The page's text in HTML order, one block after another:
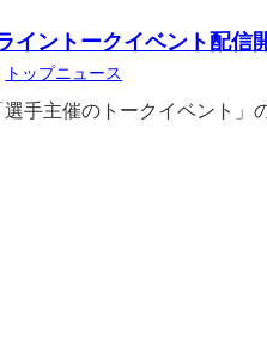
イントークイベント配信
トップニュース
手主催のトークイベント」